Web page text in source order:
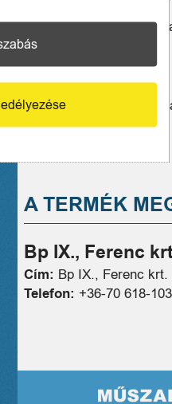
A vételár 27% ÁFÁ-t
1800 watt
Gőzölős
Állítható
A TERMÉK
Bp IX., Ferenc
Cím: Bp IX., Ferenc krt.
Telefon: +36-70 618-